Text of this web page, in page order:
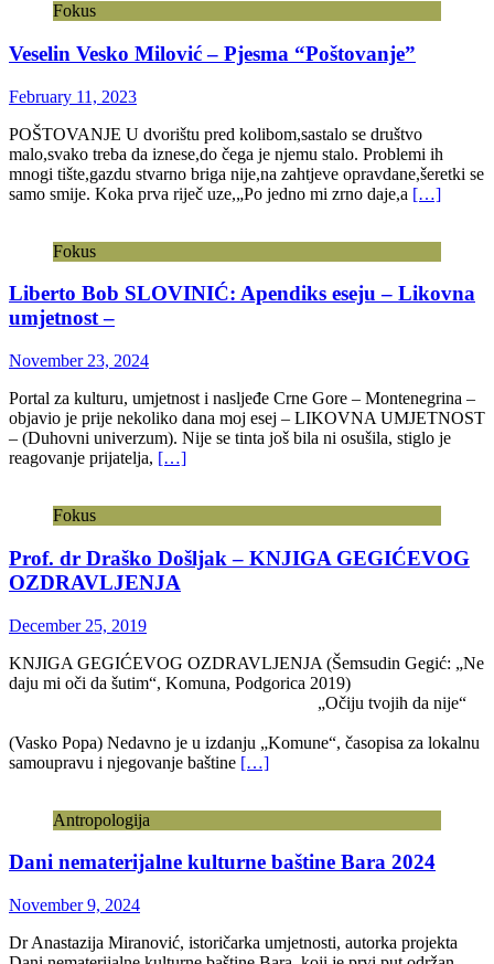
Fokus
Veselin Vesko Milović – Pjesma “Poštovanje”
February 11, 2023
POŠTOVANJE U dvorištu pred kolibom,sastalo se društvo
malo,svako treba da iznese,do čega je njemu stalo. Problemi ih
mnogi tište,gazdu stvarno briga nije,na zahtjeve opravdane,šeretki se
samo smije. Koka prva riječ uze,„Po jedno mi zrno daje,a […]
Fokus
Liberto Bob SLOVINIĆ: Apendiks eseju – Likovna
umjetnost –
November 23, 2024
Portal za kulturu, umjetnost i nasljeđe Crne Gore – Montenegrina –
objavio je prije nekoliko dana moj esej – LIKOVNA UMJETNOST
– (Duhovni univerzum). Nije se tinta još bila ni osušila, stiglo je
reagovanje prijatelja, […]
Fokus
Prof. dr Draško Došljak – KNJIGA GEGIĆEVOG
OZDRAVLJENJA
December 25, 2019
KNJIGA GEGIĆEVOG OZDRAVLJENJA (Šemsudin Gegić: „Ne
daju mi oči da šutim“, Komuna, Podgorica 2019)
„Očiju tvojih da nije“
(Vasko Popa) Nedavno je u izdanju „Komune“, časopisa za lokalnu
samoupravu i njegovanje baštine […]
Antropologija
Dani nematerijalne kulturne baštine Bara 2024
November 9, 2024
Dr Anastazija Miranović, istoričarka umjetnosti, autorka projekta